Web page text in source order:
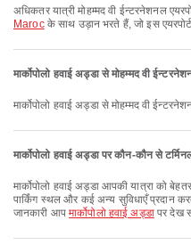
अधिकतर यात्री मोहम्मद वी ईन्टरनेशनल
Marocके साथ उड़ान भरते हैं, जो इस
मार्कोपोलो हवाई अड्डा से मोहम्मद वी
मार्कोपोलो हवाई अड्डा से मोहम्मद वी
मार्कोपोलो हवाई अड्डा पर कौन-कौन से
मार्कोपोलो हवाई अड्डा आपकी यात्रा को बेहतर बनाने के लिए नर्सरी कक्ष, बैंकिंग सेवा/एटीएम,
पार्किंग स्थल और कई अन्य सुविधाएँ प्रदान
जानकारी आपमार्कोपोलो हवाई अड्डापर देख